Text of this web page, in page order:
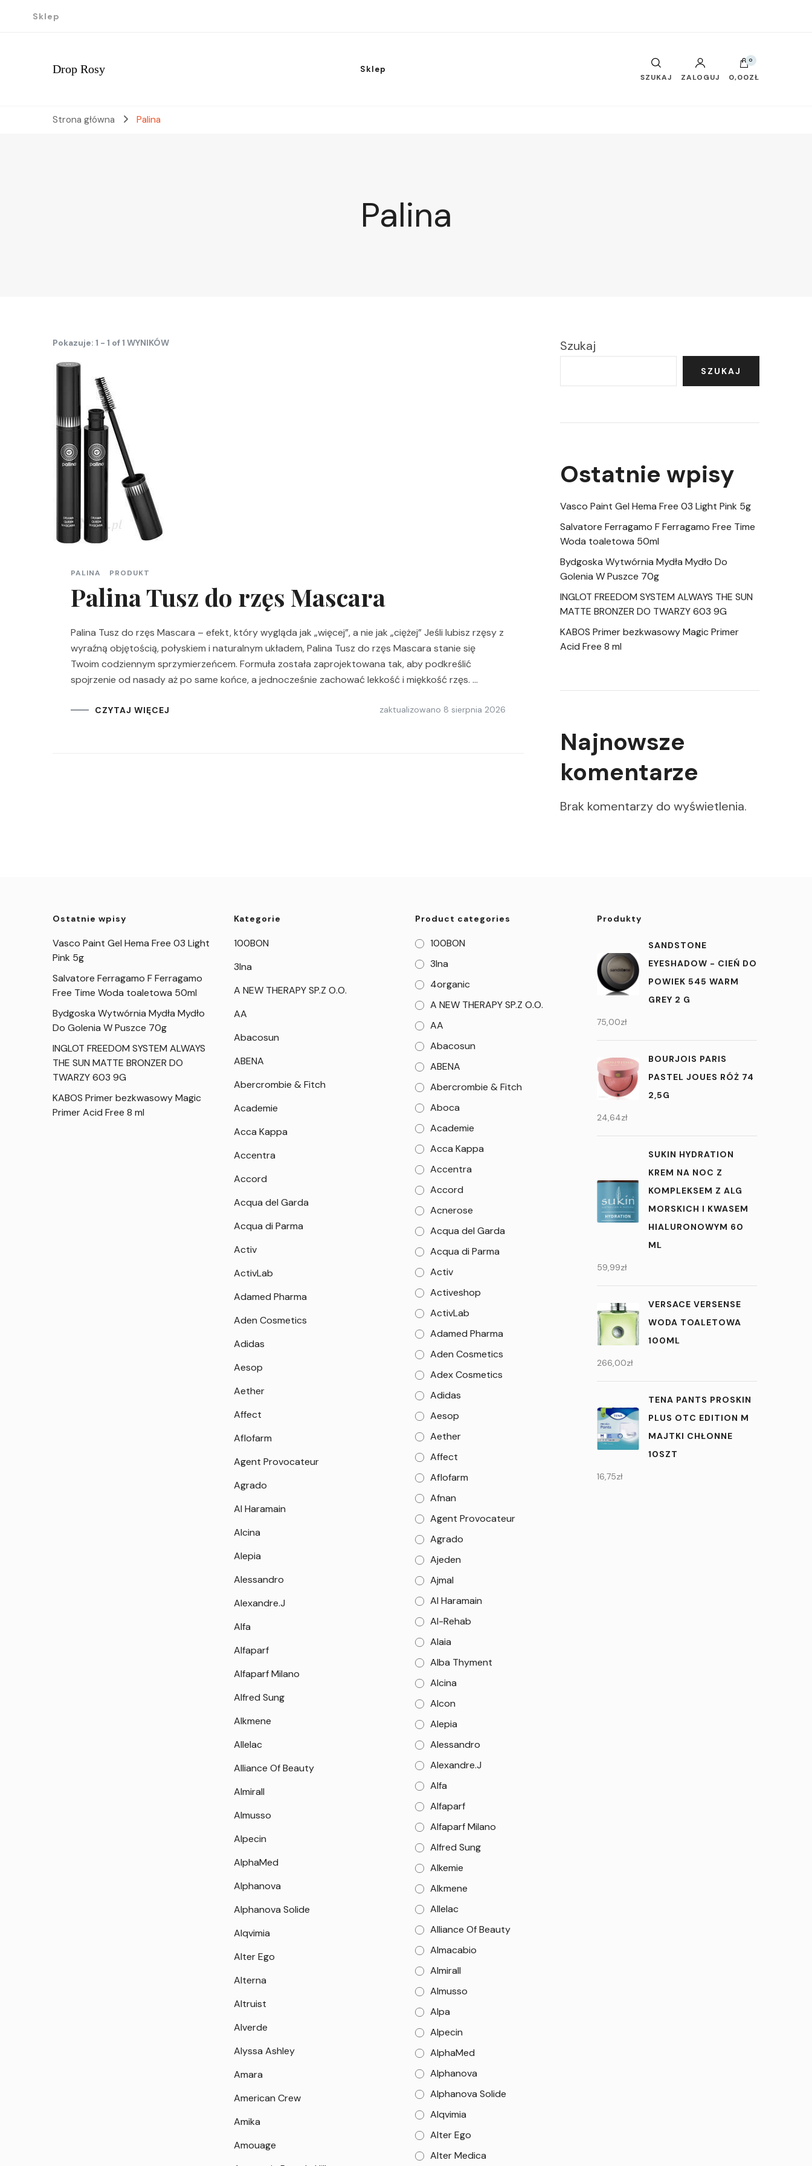
Sklep
Drop Rosy Sklep
SZUKAJ ZALOGUJ
0
0,00ZŁ
Strona główna Palina
Palina
Pokazuje: 1 - 1 of 1 WYNIKÓW
PALINA PRODUKT
Palina Tusz do rzęs Mascara
Palina Tusz do rzęs Mascara – efekt, który wygląda jak „więcej”, a nie jak „ciężej” Jeśli lubisz rzęsy z
wyraźną objętością, połyskiem i naturalnym układem, Palina Tusz do rzęs Mascara stanie się
Twoim codziennym sprzymierzeńcem. Formuła została zaprojektowana tak, aby podkreślić
spojrzenie od nasady aż po same końce, a jednocześnie zachować lekkość i miękkość rzęs. …
CZYTAJ WIĘCEJ zaktualizowano 8 sierpnia 2026
Szukaj
SZUKAJ
Ostatnie wpisy
Vasco Paint Gel Hema Free 03 Light Pink 5g
Salvatore Ferragamo F Ferragamo Free Time
Woda toaletowa 50ml
Bydgoska Wytwórnia Mydła Mydło Do
Golenia W Puszce 70g
INGLOT FREEDOM SYSTEM ALWAYS THE SUN
MATTE BRONZER DO TWARZY 603 9G
KABOS Primer bezkwasowy Magic Primer
Acid Free 8 ml
Najnowsze
komentarze
Brak komentarzy do wyświetlenia.
Ostatnie wpisy
Vasco Paint Gel Hema Free 03 Light
Pink 5g
Salvatore Ferragamo F Ferragamo
Free Time Woda toaletowa 50ml
Bydgoska Wytwórnia Mydła Mydło
Do Golenia W Puszce 70g
INGLOT FREEDOM SYSTEM ALWAYS
THE SUN MATTE BRONZER DO
TWARZY 603 9G
KABOS Primer bezkwasowy Magic
Primer Acid Free 8 ml
Kategorie
100BON
3Ina
A NEW THERAPY SP.Z O.O.
AA
Abacosun
ABENA
Abercrombie & Fitch
Academie
Acca Kappa
Accentra
Accord
Acqua del Garda
Acqua di Parma
Activ
ActivLab
Adamed Pharma
Aden Cosmetics
Adidas
Aesop
Aether
Affect
Aflofarm
Agent Provocateur
Agrado
Al Haramain
Alcina
Alepia
Alessandro
Alexandre.J
Alfa
Alfaparf
Alfaparf Milano
Alfred Sung
Alkmene
Allelac
Alliance Of Beauty
Almirall
Almusso
Alpecin
AlphaMed
Alphanova
Alphanova Solide
Alqvimia
Alter Ego
Alterna
Altruist
Alverde
Alyssa Ashley
Amara
American Crew
Amika
Amouage
Product categories
100BON
3Ina
4organic
A NEW THERAPY SP.Z O.O.
AA
Abacosun
ABENA
Abercrombie & Fitch
Aboca
Academie
Acca Kappa
Accentra
Accord
Acnerose
Acqua del Garda
Acqua di Parma
Activ
Activeshop
ActivLab
Adamed Pharma
Aden Cosmetics
Adex Cosmetics
Adidas
Aesop
Aether
Affect
Aflofarm
Afnan
Agent Provocateur
Agrado
Ajeden
Ajmal
Al Haramain
Al-Rehab
Alaia
Alba Thyment
Alcina
Alcon
Alepia
Alessandro
Alexandre.J
Alfa
Alfaparf
Alfaparf Milano
Alfred Sung
Alkemie
Alkmene
Allelac
Alliance Of Beauty
Almacabio
Almirall
Almusso
Alpa
Alpecin
AlphaMed
Alphanova
Alphanova Solide
Alqvimia
Alter Ego
Alter Medica
Produkty
SANDSTONE
EYESHADOW - CIEŃ DO
POWIEK 545 WARM
GREY 2 G
75,00zł
BOURJOIS PARIS
PASTEL JOUES RÓŻ 74
2,5G
24,64zł
SUKIN HYDRATION
KREM NA NOC Z
KOMPLEKSEM Z ALG
MORSKICH I KWASEM
HIALURONOWYM 60
ML
59,99zł
VERSACE VERSENSE
WODA TOALETOWA
100ML
266,00zł
TENA PANTS PROSKIN
PLUS OTC EDITION M
MAJTKI CHŁONNE
10SZT
16,75zł